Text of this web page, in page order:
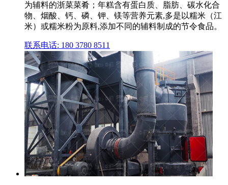
为辅料的浙菜菜肴；年糕含有蛋白质、脂肪、碳水化合
物、烟酸、钙、磷、钾、镁等营养元素,多是以糯米（江
米）或糯米粉为原料,添加不同的辅料制成的节令食品。
联系电话: 180 3780 8511